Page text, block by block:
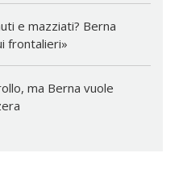
e mazziati? Berna
frontalieri»
ma Berna vuole